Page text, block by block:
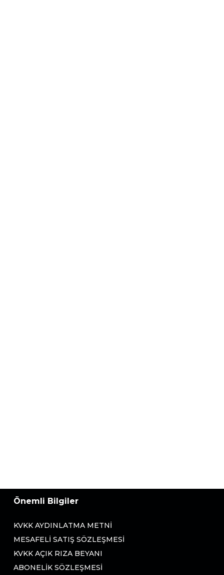
Önemli Bilgiler
KVKK AYDINLATMA METNI
MESAFELI SATIŞ SÖZLEŞMESI
KVKK AÇIK RIZA BEYANI
ABONELIK SÖZLEŞMESI